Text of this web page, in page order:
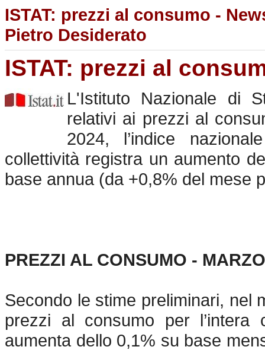
ISTAT: prezzi al consumo -
Pietro Desiderato
ISTAT: prezzi al
L'Istituto Nazionale di
relativi ai prezzi al
2024, l’indice
collettività registra un aumento
base annua (da +0,8% del mese
PREZZI AL CONSUMO -
Secondo le stime preliminari, nel
prezzi al consumo per
aumenta dello 0,1% su base